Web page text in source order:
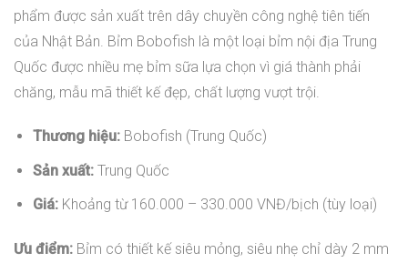
phẩm được sản xuất trên dây chuyền công nghệ tiên tiến
của Nhật Bản. Bỉm Bobofish là một loại bỉm nội địa Trung
Quốc được nhiều mẹ bỉm sữa lựa chọn vì giá thành phải
chăng, mẫu mã thiết kế đẹp, chất lượng vượt trội.
Thương hiệu:Bobofish (Trung Quốc)
Sản xuất:Trung Quốc
Giá:Khoảng từ 160.000 – 330.000 VNĐ/bịch (tùy loại)
Ưu điểm: Bỉm có thiết kế siêu mỏng, siêu nhẹ chỉ dày 2 mm